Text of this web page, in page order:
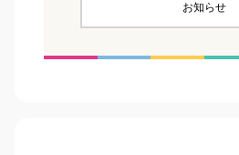
お知らせ